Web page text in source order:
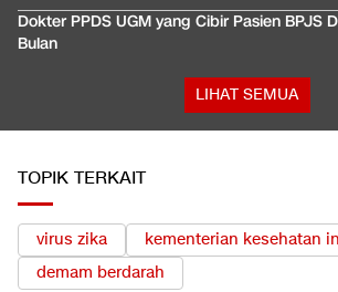
Dokter PPDS UGM yang Cibir Pasien BPJS
Bulan
LIHAT SEMUA
TOPIK TERKAIT
virus zika
kementerian kesehatan
demam berdarah